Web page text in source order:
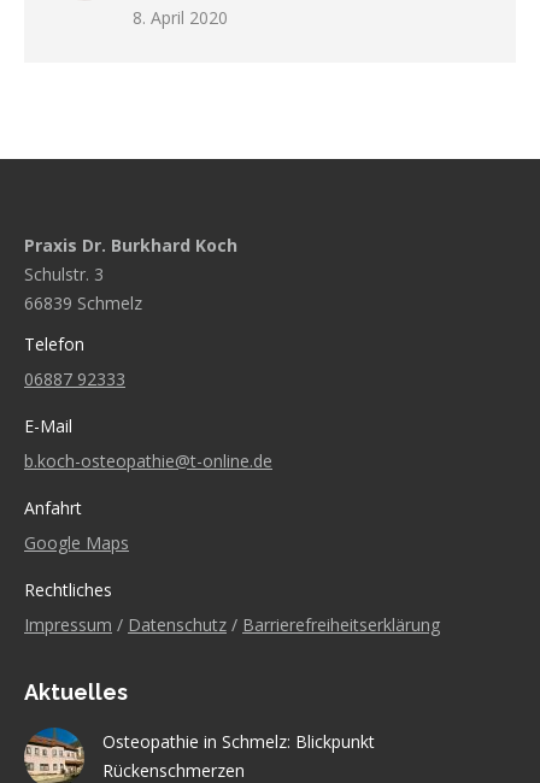
8. April 2020
Praxis Dr. Burkhard Koch
Schulstr. 3
66839 Schmelz
Telefon
06887 92333
E-Mail
b.koch-osteopathie@t-online.de
Anfahrt
Google Maps
Rechtliches
Impressum / Datenschutz / Barrierefreiheitserklärung
Aktuelles
Osteopathie in Schmelz: Blickpunkt
Rückenschmerzen